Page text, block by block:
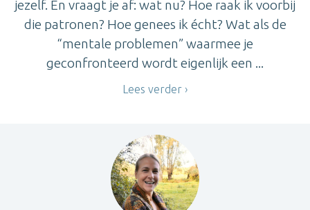
jezelf. En vraagt je af: wat nu? Hoe raak ik voorbij
die patronen? Hoe genees ik écht? Wat als de
“mentale problemen” waarmee je
geconfronteerd wordt eigenlijk een ...
Lees verder